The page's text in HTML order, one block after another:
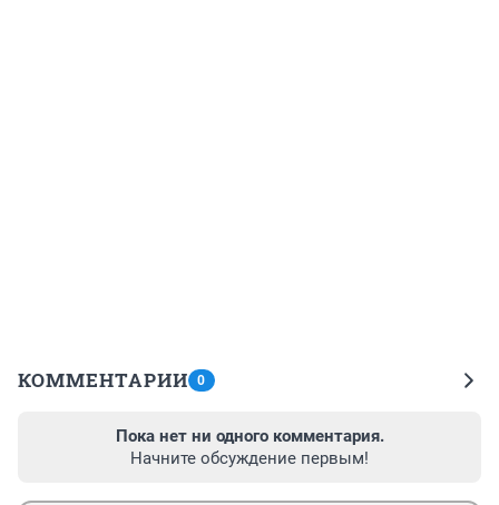
КОММЕНТАРИИ 0
Пока нет ни одного комментария.
Начните обсуждение первым!